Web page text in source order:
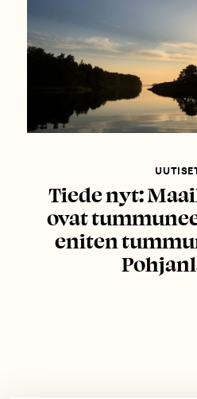
Tiede nyt:
ovat
eniten